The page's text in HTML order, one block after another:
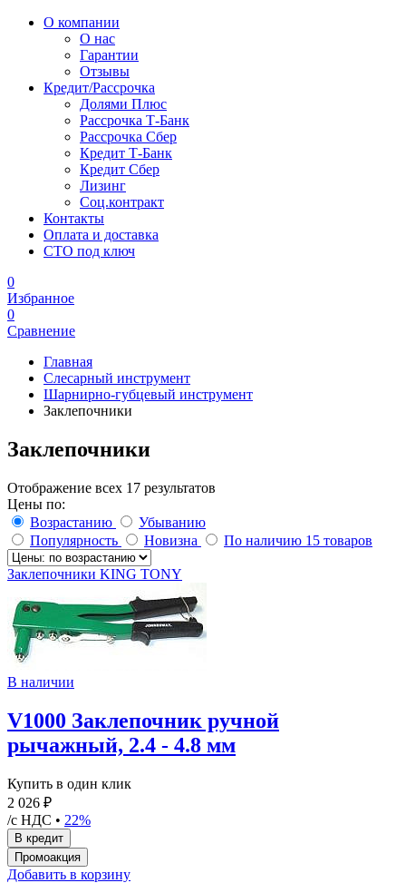
О компании
О нас
Гарантии
Отзывы
Кредит/Рассрочка
Долями Плюс
Рассрочка Т-Банк
Рассрочка Сбер
Кредит Т-Банк
Кредит Сбер
Лизинг
Соц.контракт
Контакты
Оплата и доставка
СТО под ключ
0
Избранное
0
Сравнение
Главная
Слесарный инструмент
Шарнирно-губцевый инструмент
Заклепочники
Заклепочники
Отображение всех 17 результатов
Цены по:
Возрастанию
Убыванию
Популярность
Новизна По наличию 15 товаров
Заклепочники KING TONY
В наличии
V1000 Заклепочник ручной
рычажный, 2.4 - 4.8 мм
Купить в один клик
2 026 ₽
/с НДС • 22%
Добавить в корзину